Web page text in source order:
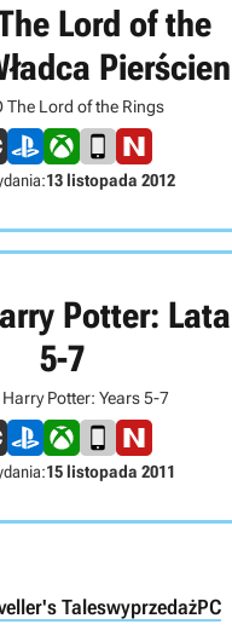
Lord of the
The Lord of the Rings
13 listopada 2012
Potter: Lata
5-7
Harry Potter: Years 5-7
15 listopada 2011
TaleswyprzedażPC